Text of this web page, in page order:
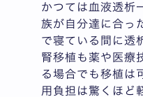
かつては血液透析
族が自分達に合っ
で寝ている間に透
腎移植も薬や医療
る場合でも移植は
用負担は驚くほど